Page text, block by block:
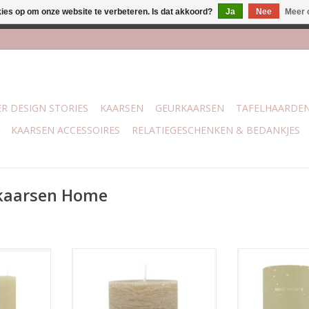
DESIGN STORIES KAARSEN GEURKAARSEN
KAARSEN ACCESSOIRES RELATIEGESCHENKEN & BEDANKJES
Home
van
Verkrijgbaar in meerdere
kleuren.
WAX candle
op om onze website te verbeteren. Is dat akkoord? Ja Nee Meer
Woon & Cadeau | Belvederelaan 107 Zwolle | boven de 70